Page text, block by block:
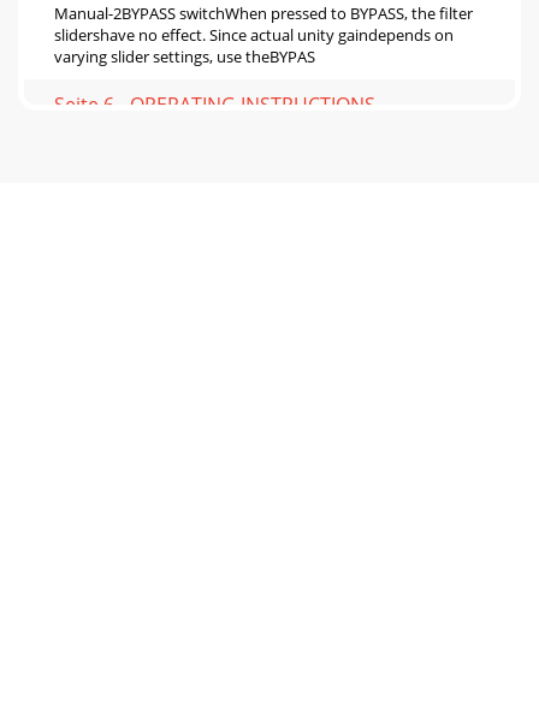
Manual-2BYPASS switchWhen pressed to BYPASS, the filter
slidershave no effect. Since actual unity gaindepends on
varying slider settings, use theBYPAS
Seite 6 - OPERATING INSTRUCTIONS